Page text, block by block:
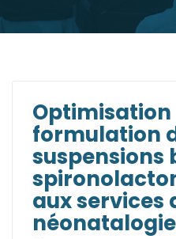
Optimisation
formulation
suspensions
aux services